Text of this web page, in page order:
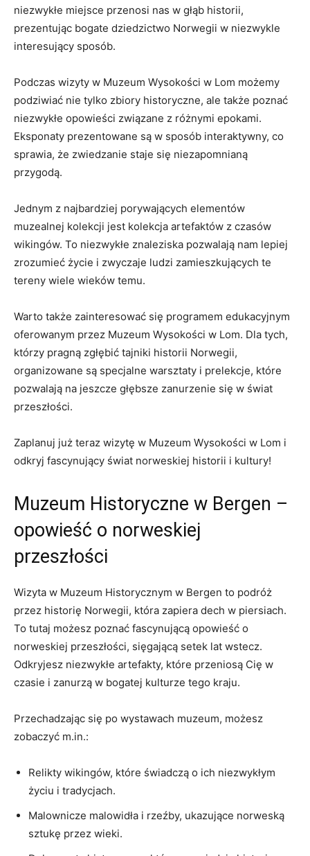
niezwykłe ⁢miejsce przenosi nas⁤ w głąb ‌historii,
prezentując bogate dziedzictwo Norwegii w niezwykle
⁤interesujący sposób.
Podczas wizyty w Muzeum ‌Wysokości w⁢ Lom możemy
podziwiać nie tylko zbiory historyczne, ale także⁤ poznać​
niezwykłe opowieści związane z różnymi epokami.
Eksponaty prezentowane są w sposób interaktywny, co
sprawia, że‌ zwiedzanie staje się niezapomnianą
przygodą.
Jednym z najbardziej porywających elementów
muzealnej kolekcji​ jest ⁢kolekcja artefaktów z czasów
wikingów. To niezwykłe ‌znaleziska pozwalają nam​ lepiej
⁢zrozumieć życie i ‍zwyczaje ludzi ⁤zamieszkujących te
tereny wiele ⁢wieków⁢ temu.
Warto ⁤także zainteresować się‍ programem edukacyjnym
oferowanym‌ przez‍ Muzeum Wysokości‌ w Lom. Dla​ tych,
którzy pragną ‍zgłębić tajniki‌ historii Norwegii,
‍organizowane⁣ są specjalne warsztaty i prelekcje, które
pozwalają na jeszcze⁣ głębsze​ zanurzenie się w⁢ świat
przeszłości.
Zaplanuj‍ już teraz wizytę ⁣w Muzeum Wysokości ​w Lom i
odkryj​ fascynujący świat norweskiej historii‌ i ⁣kultury!
Muzeum ⁤Historyczne w​ Bergen –
opowieść o norweskiej
przeszłości
Wizyta w Muzeum Historycznym ⁣w ‌Bergen to podróż⁤
przez ‌historię Norwegii, która zapiera dech w piersiach.
To tutaj możesz poznać‌ fascynującą opowieść o
norweskiej przeszłości, ​sięgającą setek lat wstecz.
Odkryjesz niezwykłe ⁢artefakty,‍ które przeniosą Cię​ w⁣
czasie i zanurzą w ⁤bogatej kulturze tego​ kraju.
Przechadzając‍ się ​po wystawach muzeum, możesz
zobaczyć ⁢m.in.:
Relikty wikingów,⁤ które⁢ świadczą o ‌ich niezwykłym
życiu⁢ i tradycjach.
Malownicze malowidła ‌i rzeźby, ukazujące norweską
sztukę przez wieki.